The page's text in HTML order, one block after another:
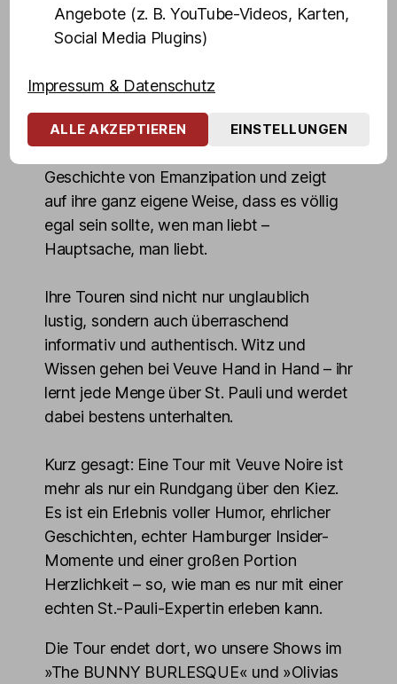
Veuve ist weit mehr als nur Entertainerin:
und Respekt spricht sie auch an Schulen
Akzeptanz und das Anderssein. Mit viel
Geschichte von Emanzipation und zeigt
auf ihre ganz eigene Weise, dass es völlig
egal sein sollte, wen man liebt –
Hauptsache, man liebt.
Ihre Touren sind nicht nur unglaublich
lustig, sondern auch überraschend
informativ und authentisch. Witz und
Wissen gehen bei Veuve Hand in Hand – ihr
lernt jede Menge über St. Pauli und werdet
dabei bestens unterhalten.
Kurz gesagt: Eine Tour mit Veuve Noire ist
mehr als nur ein Rundgang über den Kiez.
Es ist ein Erlebnis voller Humor, ehrlicher
Geschichten, echter Hamburger Insider-
Momente und einer großen Portion
Herzlichkeit – so, wie man es nur mit einer
echten St.-Pauli-Expertin erleben kann.
Die Tour endet dort, wo unsere Shows im
»The BUNNY BURLESQUE« und »Olivias
Angebote (z. B. YouTube-Videos, Karten,
Social Media Plugins)
Impressum & Datenschutz
ALLE AKZEPTIEREN EINSTELLUNGEN